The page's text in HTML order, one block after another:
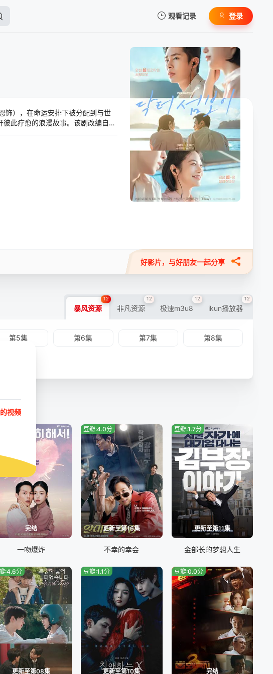
观看记录
暂无观看影片的记录
登录
饰），在命运安排下被分配到与世
此疗愈的浪漫故事。该剧改编自同
好影片，与好朋友一起分享
暴风资源
12
非凡资源
12
极速m3u8
12
ikun播放器
12
第5集 第6集 第7集 第8集
完结
一吻爆炸
更新至第16集
豆瓣:4.0分
不幸的幸会
更新至第11集
豆瓣:1.7分
金部长的梦想人生
更新至第08集
:4.6分
更新至第10集
豆瓣:1.1分
完结
豆瓣:0.0分
视频